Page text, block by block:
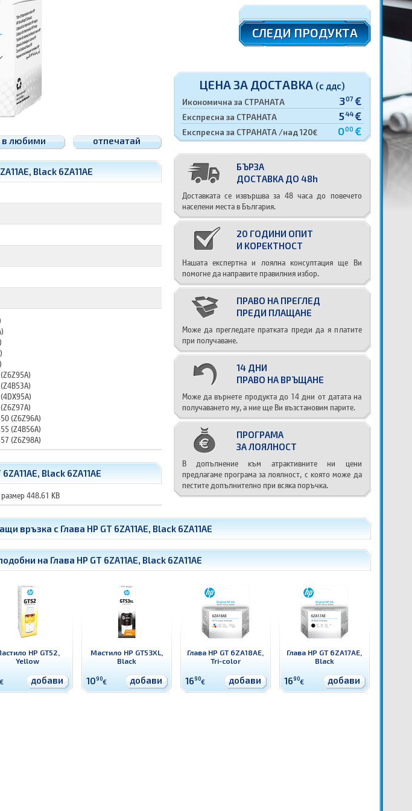
СЛЕДИ ПРОДУКТА
ЦЕНА ЗА ДОСТАВКА (с ддс)
Икономична за СТРАНАТА 307 €
Експресна за СТРАНАТА 544€
Експресна за СТРАНАТА /над 120€ 000 €
БЪРЗА
ДОСТАВКА ДО 48h
Доставката се извършва за 48 часа до повечето
населени места в България.
20 ГОДИНИ ОПИТ
И КОРЕКТНОСТ
Нашата експертна и лоялна консултация ще Ви
помогне да направите правилния избор.
ПРАВО НА ПРЕГЛЕД
ПРЕДИ ПЛАЩАНЕ
Може да прегледате пратката преди да я платите
при получаване.
14 ДНИ
ПРАВО НА ВРЪЩАНЕ
Може да върнете продукта до 14 дни от датата на
получаването му, а ние ще Ви възстановим парите.
ПРОГРАМА
ЗА ЛОЯЛНОСТ
В допълнение към атрактивните ни цени
предлагаме програма за лоялност, с която може да
пестите допълнително при всяка поръчка.
в любими отпечатай
Black 6ZA11AE
(Z6Z96A)
(Z4B56A)
(Z6Z98A)
Black 6ZA11AE
448.61 KB
връзка с Глава HP GT 6ZA11AE, Black 6ZA11AE
на Глава HP GT 6ZA11AE, Black 6ZA11AE
HP GT52,
Yellow
добави
Мастило HP GT53XL,
Black
1090€ добави
Глава HP GT 6ZA18AE,
Tri-color
1690€ добави
Глава HP GT 6ZA17AE,
Black
1690€ добави